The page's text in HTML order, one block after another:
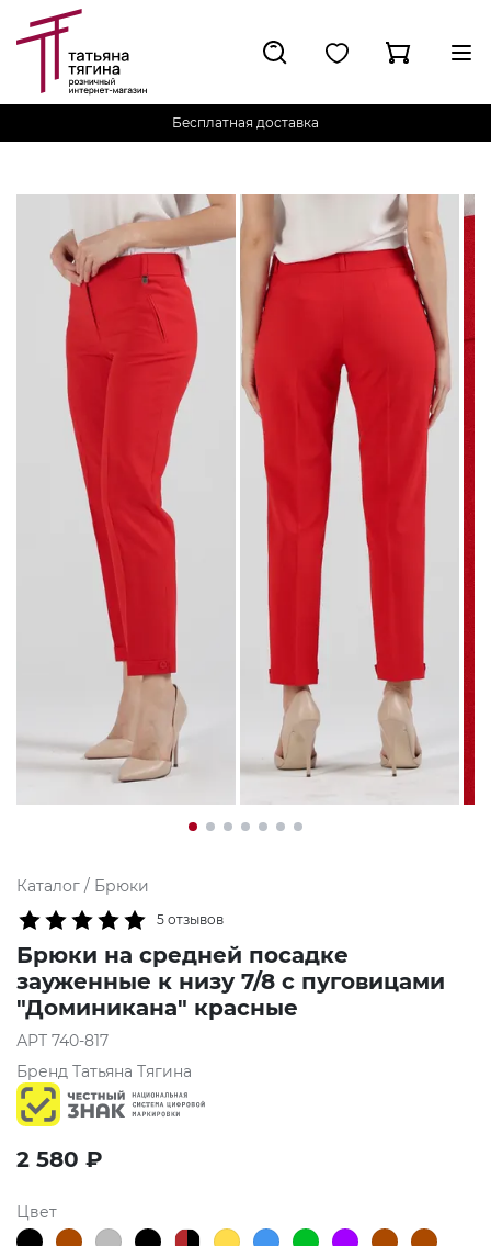
Бесплатная доставка
Каталог / Брюки
5 отзывов
Брюки на средней посадке
зауженные к низу 7/8 с пуговицами
"Доминикана" красные
АРТ 740-817
Бренд Татьяна Тягина
2 580 ₽
Цвет